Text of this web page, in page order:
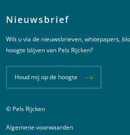
Nieuwsbrief
Wilt u via de nieuwsbrieven, whitepapers,
hoogte blijven van Pels Rijcken?
Houd mij op de hoogte
Juridische informatie
© Pels Rijcken
Algemene voorwaarden